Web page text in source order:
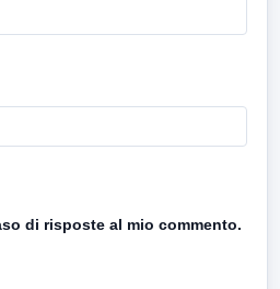
di risposte al mio commento.